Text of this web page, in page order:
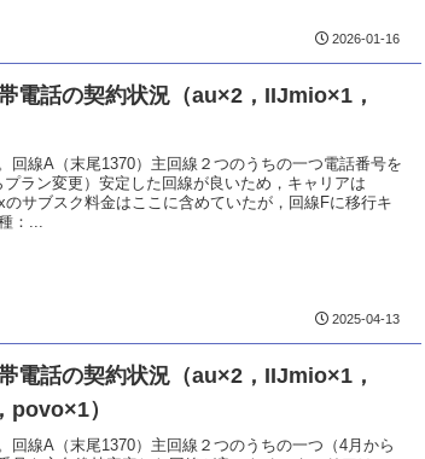
2026-01-16
電話の契約状況（au×2，IIJmio×1，
回線A（末尾1370）主回線２つのうちの一つ電話番号を
ラン変更）安定した回線が良いため，キャリアは
サブスク料金はここに含めていたが，回線Fに移行キ
：...
2025-04-13
電話の契約状況（au×2，IIJmio×1，
povo×1）
回線A（末尾1370）主回線２つのうちの一つ（4月から